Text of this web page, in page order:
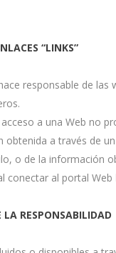
“LINKS”
responsable de las
a una Web no
obtenida a través de
o de la información
conectar al portal Web
RESPONSABILIDAD